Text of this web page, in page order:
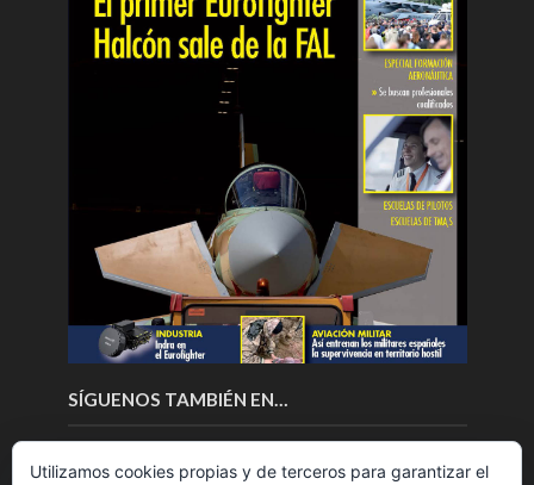
SÍGUENOS TAMBIÉN EN…
Utilizamos cookies propias y de terceros para garantizar el